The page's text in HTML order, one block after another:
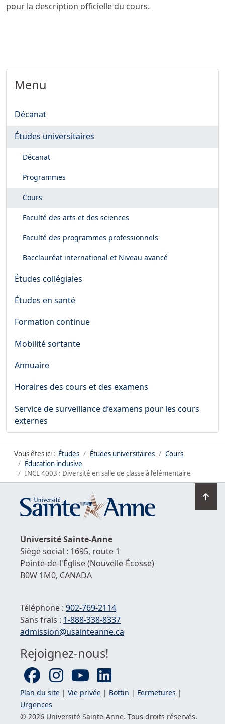
pour la description officielle du cours.
Menu
Décanat
Études universitaires
Décanat
Programmes
Cours
Faculté des arts et des sciences
Faculté des programmes professionnels
Bacclauréat international et Niveau avancé
Études collégiales
Études en santé
Formation continue
Mobilité sortante
Annuaire
Horaires des cours et des examens
Service de surveillance d’examens pour les cours
externes
Vous êtes ici : Études Études universitaires
Cours
Éducation inclusive
INCL 4003 : Diversité en salle de classe à l’élémentaire
en
UniversitéSainte-Anne
Siège social : 1695, route 1
Pointe-de-l'Église(Nouvelle-Écosse)
B0W 1M0, CANADA
Téléphone : 902-769-2114
Sans frais : 1-888-338-8337
Courriel :
admission@usainteanne.ca
Rejoignez-nous!
Plan du site | Vie privée | Bottin | Fermetures |
Urgences
© 2026 Université Sainte-Anne. Tous droits réservés.